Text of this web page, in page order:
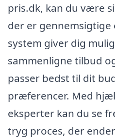
pris.dk, kan du være
der er gennemsigtige
system giver dig
sammenligne tilbud
passer bedst til dit
præferencer. Med
eksperter kan du se
tryg proces, der